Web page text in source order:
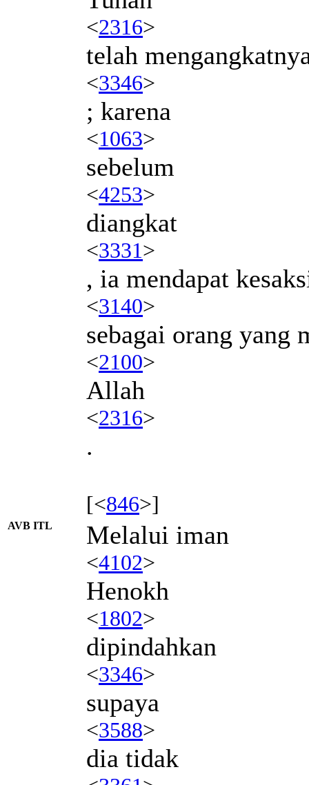
<2316>
telah
<3346>
; karena
<1063>
sebelum
<4253>
diangkat
<3331>
, ia mendapat
<3140>
sebagai orang yang
<2100>
Allah
<2316>
.
[<846>]
AVB ITL Melalui iman
<4102>
Henokh
<1802>
dipindahkan
<3346>
supaya
<3588>
dia tidak